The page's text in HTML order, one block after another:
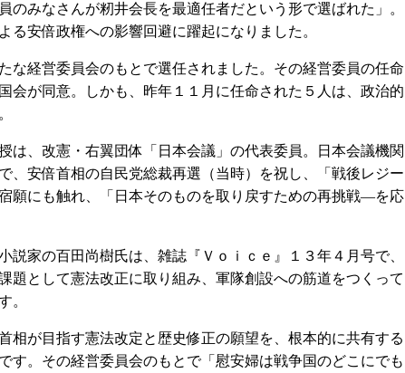
みなさんが籾井会長を最適任者だという形で選ばれた」。
る安倍政権への影響回避に躍起になりました。
経営委員会のもとで選任されました。その経営委員の任命
会が同意。しかも、昨年１１月に任命された５人は、政治的
、改憲・右翼団体「日本会議」の代表委員。日本会議機関
、安倍首相の自民党総裁再選（当時）を祝し、「戦後レジー
願にも触れ、「日本そのものを取り戻すための再挑戦―を応
家の百田尚樹氏は、雑誌『Ｖｏｉｃｅ』１３年４月号で、
題として憲法改正に取り組み、軍隊創設への筋道をつくって
。
が目指す憲法改定と歴史修正の願望を、根本的に共有する
す。その経営委員会のもとで「慰安婦は戦争国のどこにでも